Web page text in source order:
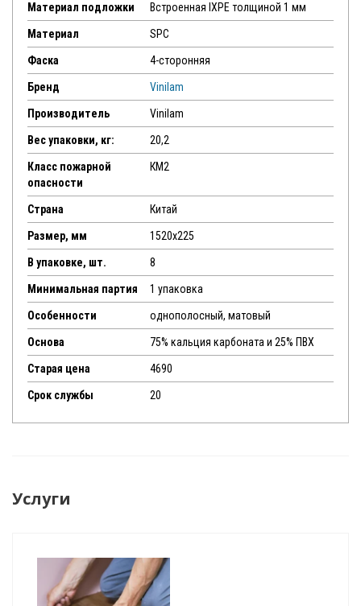
Материал подложки Встроенная IXPE толщиной 1 мм
Материал SPC
Фаска 4-сторонняя
Бренд Vinilam
Производитель Vinilam
Вес упаковки, кг: 20,2
Класс пожарной
опасности
КМ2
Страна Китай
Размер, мм 1520х225
В упаковке, шт. 8
Минимальная партия 1 упаковка
Особенности однополосный, матовый
Основа 75% кальция карбоната и 25% ПВХ
Старая цена 4690
Срок службы 20
Услуги